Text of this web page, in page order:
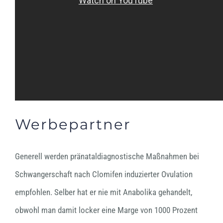
Werbepartner
Generell werden pränataldiagnostische Maßnahmen bei
Schwangerschaft nach Clomifen induzierter Ovulation
empfohlen. Selber hat er nie mit Anabolika gehandelt,
obwohl man damit locker eine Marge von 1000 Prozent